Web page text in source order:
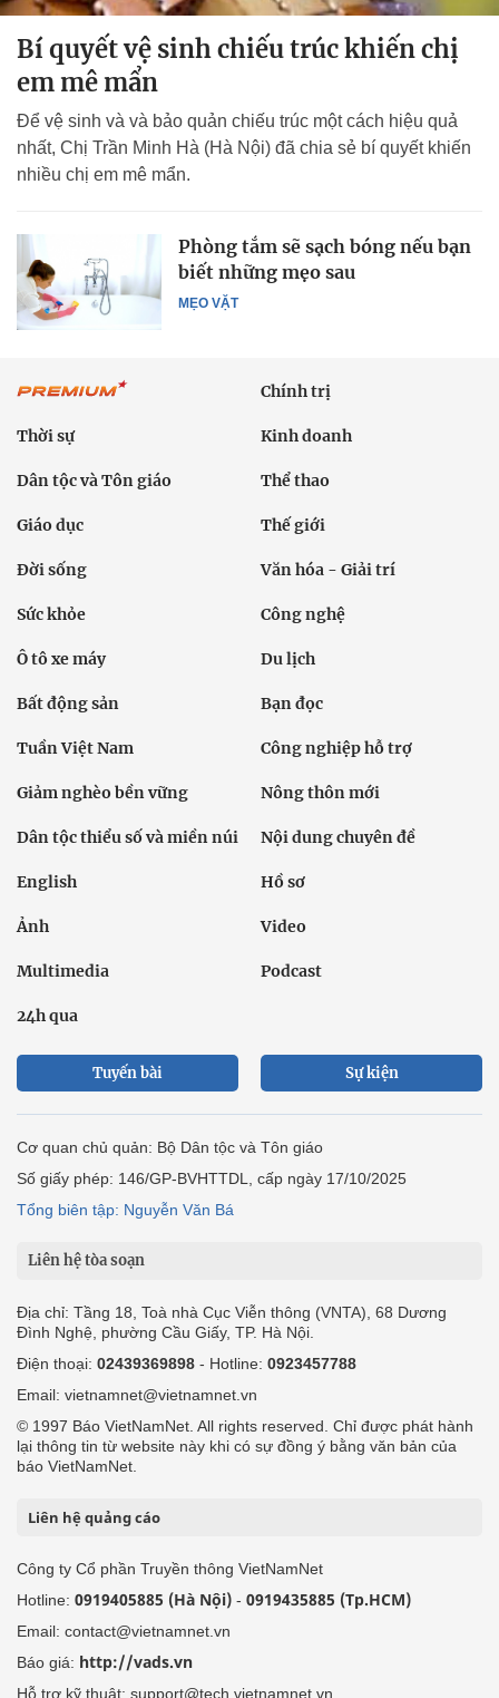
Bí quyết vệ sinh chiếu trúc khiến chị
em mê mẩn
Để vệ sinh và và bảo quản chiếu trúc một cách hiệu quả
nhất, Chị Trần Minh Hà (Hà Nội) đã chia sẻ bí quyết khiến
nhiều chị em mê mẩn.
MẸO VẶT
Phòng tắm sẽ sạch bóng nếu bạn
biết những mẹo sau
Chính trị
Thời sự Kinh doanh
Dân tộc và Tôn giáo Thể thao
Giáo dục Thế giới
Đời sống Văn hóa - Giải trí
Sức khỏe Công nghệ
Ô tô xe máy Du lịch
Bất động sản Bạn đọc
Tuần Việt Nam Công nghiệp hỗ trợ
Giảm nghèo bền vững Nông thôn mới
Dân tộc thiểu số và miền núi Nội dung chuyên đề
English Hồ sơ
Ảnh Video
Multimedia Podcast
24h qua
Tuyến bài Sự kiện
Cơ quan chủ quản: Bộ Dân tộc và Tôn giáo
Số giấy phép: 146/GP-BVHTTDL, cấp ngày 17/10/2025
Tổng biên tập: Nguyễn Văn Bá
Liên hệ tòa soạn
Địa chỉ: Tầng 18, Toà nhà Cục Viễn thông (VNTA), 68 Dương
Đình Nghệ, phường Cầu Giấy, TP. Hà Nội.
Điện thoại: 02439369898 - Hotline: 0923457788
Email: vietnamnet@vietnamnet.vn
© 1997 Báo VietNamNet. All rights reserved. Chỉ được phát hành
lại thông tin từ website này khi có sự đồng ý bằng văn bản của
báo VietNamNet.
Liên hệ quảng cáo
Công ty Cổ phần Truyền thông VietNamNet
Hotline: 0919405885 (Hà Nội) - 0919435885 (Tp.HCM)
Email: contact@vietnamnet.vn
Báo giá: http://vads.vn
Hỗ trợ kỹ thuật: support@tech.vietnamnet.vn